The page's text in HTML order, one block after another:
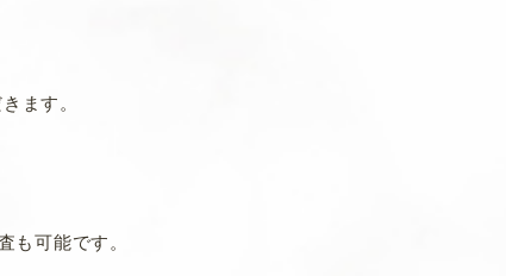
ます。
も可能です。